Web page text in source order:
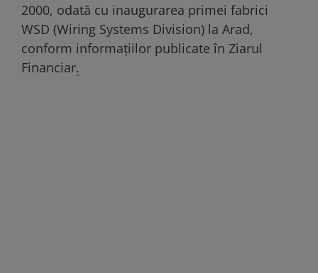
2000, odată cu inaugurarea primei fabrici
WSD (Wiring Systems Division) la Arad,
conform informațiilor publicate în Ziarul
Financiar.